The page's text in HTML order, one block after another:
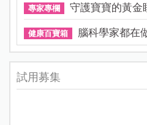
專家專欄 守護寶寶的黃金
健康百寶箱 腦科學家都在
試用募集